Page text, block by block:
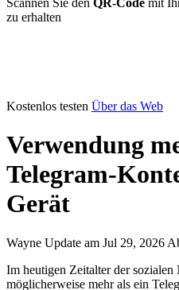
Scannen Sie den QR-Code mit
zu erhalten
Kostenlos testen Über das Web
Verwendung
Telegram-
Gerät
Wayne Update am Jul 29, 2026
Im heutigen Zeitalter der
möglicherweise mehr als ein